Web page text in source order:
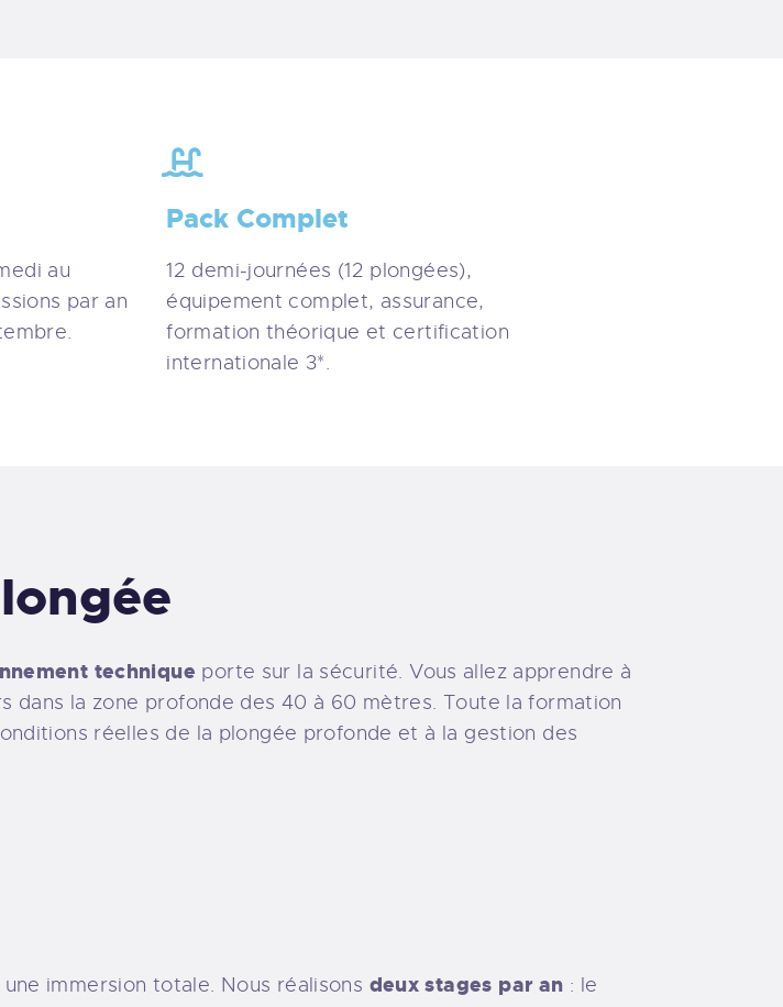
au
par an
Pack Complet
12 demi-journées (12 plongées),
équipement complet, assurance,
formation théorique et certification
internationale 3*.
technique porte sur la sécurité. Vous allez apprendre à
la zone profonde des 40 à 60 mètres. Toute la formation
réelles de la plongée profonde et à la gestion des
immersion totale. Nous réalisons deux stages par an : le